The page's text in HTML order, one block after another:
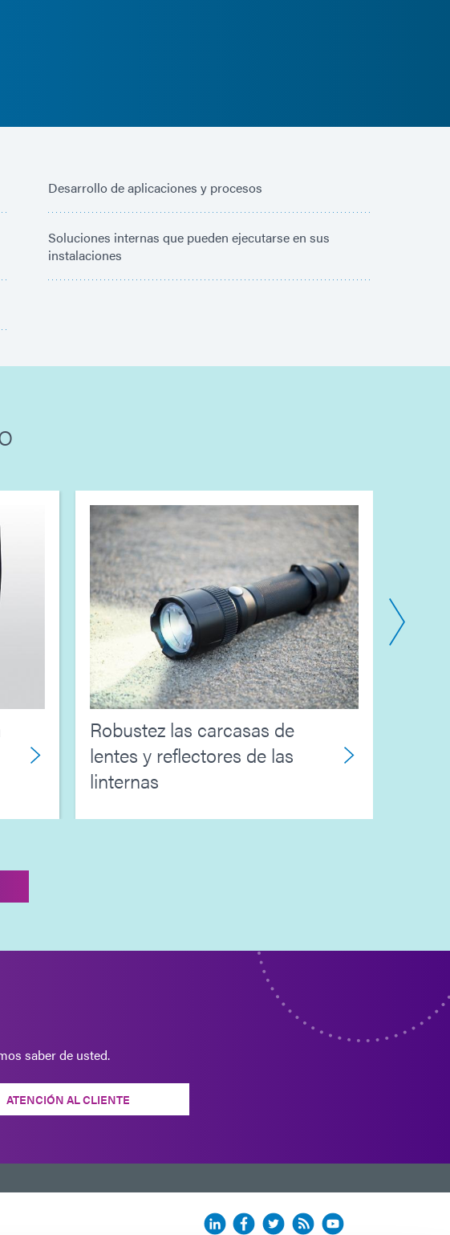
Desarrollo de aplicaciones y procesos
Soluciones internas que pueden ejecutarse en sus
instalaciones
Robustez las carcasas de
lentes y reflectores de las
linternas
saber de usted.
ATENCIÓN AL CLIENTE